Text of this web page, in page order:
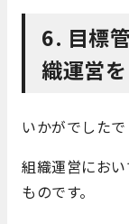
6. 目標
織運営を
いかがでしたで
組織運営にお
ものです。